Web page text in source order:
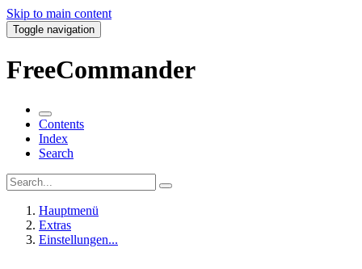
Skip to main content
Toggle navigation
FreeCommander
Contents
Index
Search
Hauptmenü
Extras
Einstellungen...